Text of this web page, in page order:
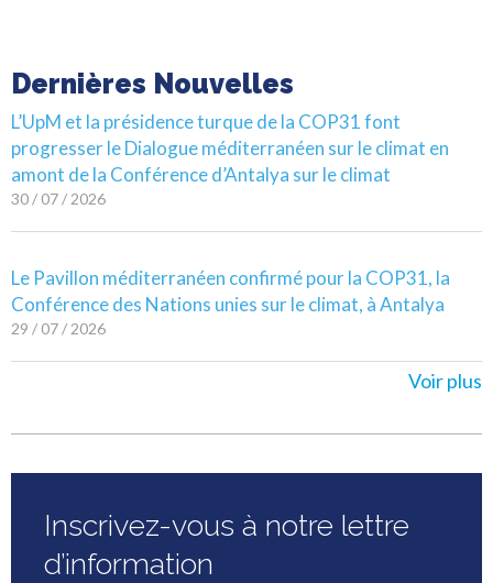
Dernières Nouvelles
L’UpM et la présidence turque de la COP31 font
progresser le Dialogue méditerranéen sur le climat en
amont de la Conférence d’Antalya sur le climat
30 / 07 / 2026
Le Pavillon méditerranéen confirmé pour la COP31, la
Conférence des Nations unies sur le climat, à Antalya
29 / 07 / 2026
Voir plus
Inscrivez-vous à notre lettre
d’information